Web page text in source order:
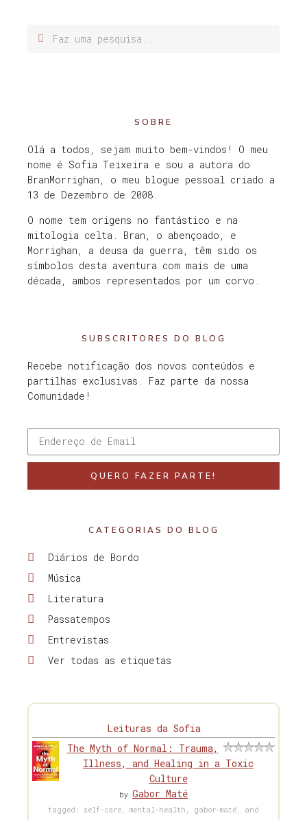
SOBRE
Olá a todos, sejam muito bem-vindos! O meu
nome é Sofia Teixeira e sou a autora do
BranMorrighan, o meu blogue pessoal criado a
13 de Dezembro de 2008.
O nome tem origens no fantástico e na
mitologia celta. Bran, o abençoado, e
Morrighan, a deusa da guerra, têm sido os
símbolos desta aventura com mais de uma
década, ambos representados por um corvo.
SUBSCRITORES DO BLOG
Recebe notificação dos novos conteúdos e
partilhas exclusivas. Faz parte da nossa
Comunidade!
QUERO FAZER PARTE!
CATEGORIAS DO BLOG
Diários de Bordo
Música
Literatura
Passatempos
Entrevistas
Ver todas as etiquetas
Leituras da Sofia
The Myth of Normal: Trauma,
Illness, and Healing in a Toxic
Culture
by Gabor Maté
tagged: self-care, mental-health, gabor-maté, and